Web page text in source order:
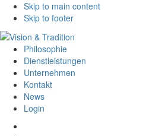
Skip to main content
Skip to footer
Philosophie
Dienstleistungen
Unternehmen
Kontakt
News
Login